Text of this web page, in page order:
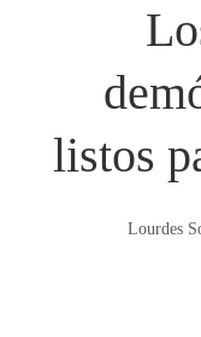
listos
Lourdes